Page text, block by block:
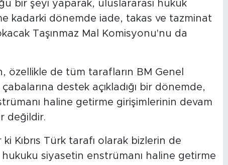
bir şeyi yaparak, uluslararası hukuk
kadarki dönemde iade, takas ve tazminat
Taşınmaz Mal Komisyonu'nu da
özellikle de tüm tarafların BM Genel
destek açıkladığı bir dönemde,
haline getirme girişimlerinin devam
değildir.
Kıbrıs Türk tarafı olarak bizlerin de
siyasetin enstrümanı haline getirme